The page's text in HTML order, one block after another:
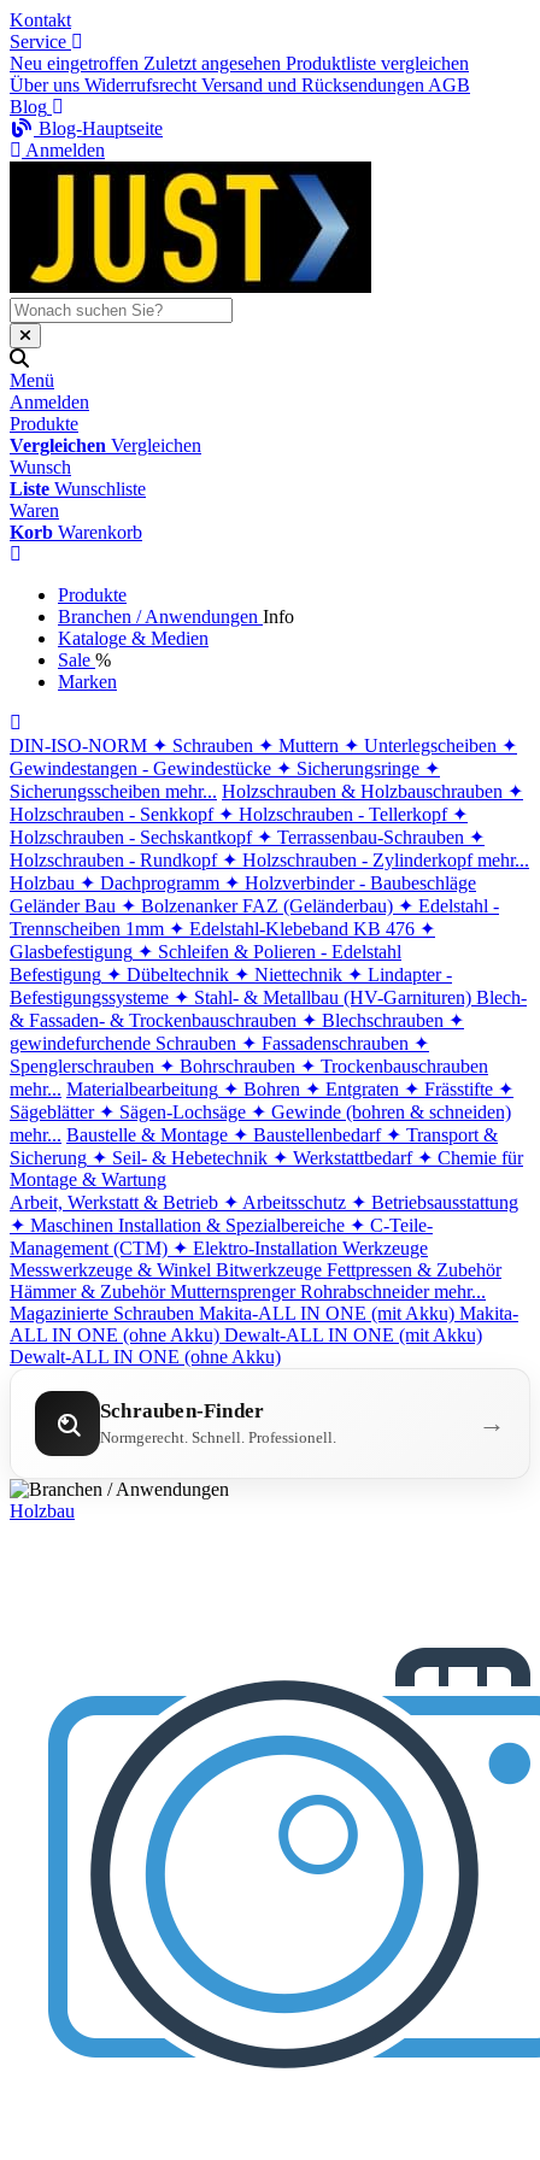
Kontakt
Service
Neu eingetroffen Zuletzt angesehen Produktliste vergleichen
Über uns Widerrufsrecht Versand und Rücksendungen AGB
Blog
Blog-Hauptseite
Anmelden
Menü
Anmelden
Produkte
Vergleichen Vergleichen
Wunsch
Liste Wunschliste
Waren
Korb Warenkorb
Produkte
Branchen / Anwendungen Info
Kataloge & Medien
Sale %
Marken
DIN-ISO-NORM ✦ Schrauben ✦ Muttern ✦ Unterlegscheiben ✦
Gewindestangen - Gewindestücke ✦ Sicherungsringe ✦
Sicherungsscheiben mehr... Holzschrauben & Holzbauschrauben ✦
Holzschrauben - Senkkopf ✦ Holzschrauben - Tellerkopf ✦
Holzschrauben - Sechskantkopf ✦ Terrassenbau-Schrauben ✦
Holzschrauben - Rundkopf ✦ Holzschrauben - Zylinderkopf mehr...
Holzbau ✦ Dachprogramm ✦ Holzverbinder - Baubeschläge
Geländer Bau ✦ Bolzenanker FAZ (Geländerbau) ✦ Edelstahl -
Trennscheiben 1mm ✦ Edelstahl-Klebeband KB 476 ✦
Glasbefestigung ✦ Schleifen & Polieren - Edelstahl
Befestigung ✦ Dübeltechnik ✦ Niettechnik ✦ Lindapter -
Befestigungssysteme ✦ Stahl- & Metallbau (HV-Garnituren) Blech-
& Fassaden- & Trockenbauschrauben ✦ Blechschrauben ✦
gewindefurchende Schrauben ✦ Fassadenschrauben ✦
Spenglerschrauben ✦ Bohrschrauben ✦ Trockenbauschrauben
mehr... Materialbearbeitung ✦ Bohren ✦ Entgraten ✦ Frässtifte ✦
Sägeblätter ✦ Sägen-Lochsäge ✦ Gewinde (bohren & schneiden)
mehr... Baustelle & Montage ✦ Baustellenbedarf ✦ Transport &
Sicherung ✦ Seil- & Hebetechnik ✦ Werkstattbedarf ✦ Chemie für
Montage & Wartung
Arbeit, Werkstatt & Betrieb ✦ Arbeitsschutz ✦ Betriebsausstattung
✦ Maschinen Installation & Spezialbereiche ✦ C-Teile-
Management (CTM) ✦ Elektro-Installation Werkzeuge
Messwerkzeuge & Winkel Bitwerkzeuge Fettpressen & Zubehör
Hämmer & Zubehör Mutternsprenger Rohrabschneider mehr...
Magazinierte Schrauben Makita-ALL IN ONE (mit Akku) Makita-
ALL IN ONE (ohne Akku) Dewalt-ALL IN ONE (mit Akku)
Dewalt-ALL IN ONE (ohne Akku)
Schrauben-Finder
Normgerecht. Schnell. Professionell. →
Holzbau